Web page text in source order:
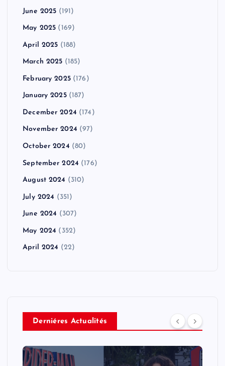
June 2025 (191)
May 2025 (169)
April 2025 (188)
March 2025 (185)
February 2025(176)
January 2025(187)
December 2024 (174)
November 2024 (97)
October 2024 (80)
September 2024 (176)
August 2024 (310)
July 2024 (351)
June 2024 (307)
May 2024 (352)
April 2024 (22)
Derniéres Actualités